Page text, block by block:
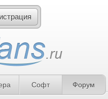
Софт Форум